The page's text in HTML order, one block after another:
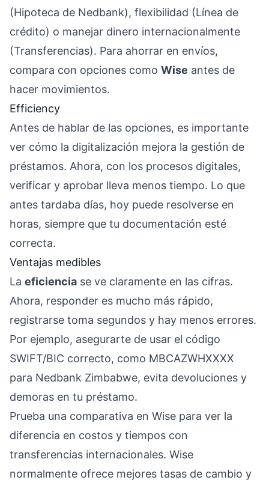
(Hipoteca de Nedbank), flexibilidad (Línea de
crédito) o manejar dinero internacionalmente
(Transferencias). Para ahorrar en envíos,
compara con opciones como Wise antes de
hacer movimientos.
Efficiency
Antes de hablar de las opciones, es importante
ver cómo la digitalización mejora la gestión de
préstamos. Ahora, con los procesos digitales,
verificar y aprobar lleva menos tiempo. Lo que
antes tardaba días, hoy puede resolverse en
horas, siempre que tu documentación esté
correcta.
Ventajas medibles
La eficiencia se ve claramente en las cifras.
Ahora, responder es mucho más rápido,
registrarse toma segundos y hay menos errores.
Por ejemplo, asegurarte de usar el código
SWIFT/BIC correcto, como MBCAZWHXXXX
para Nedbank Zimbabwe, evita devoluciones y
demoras en tu préstamo.
Prueba una comparativa en Wise para ver la
diferencia en costos y tiempos con
transferencias internacionales. Wise
normalmente ofrece mejores tasas de cambio y